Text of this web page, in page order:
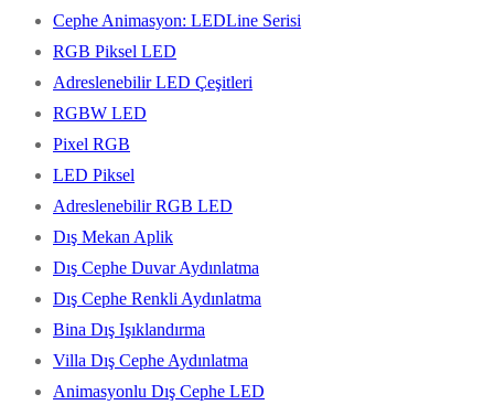
Cephe Animasyon: LEDLine Serisi
RGB Piksel LED
Adreslenebilir LED Çeşitleri
RGBW LED
Pixel RGB
LED Piksel
Adreslenebilir RGB LED
Dış Mekan Aplik
Dış Cephe Duvar Aydınlatma
Dış Cephe Renkli Aydınlatma
Bina Dış Işıklandırma
Villa Dış Cephe Aydınlatma
Animasyonlu Dış Cephe LED